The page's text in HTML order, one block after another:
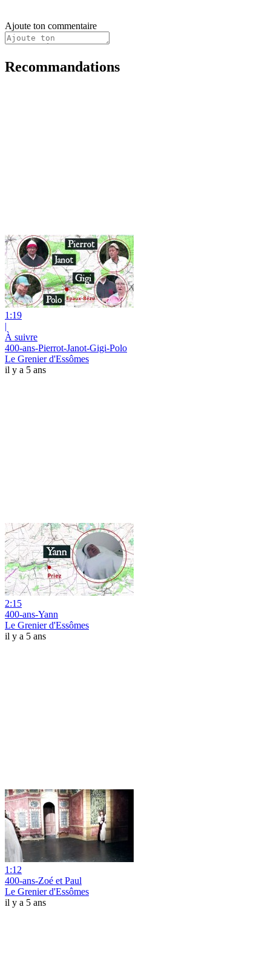
Ajoute ton commentaire
Recommandations
1:19
|
À suivre
400-ans-Pierrot-Janot-Gigi-Polo
Le Grenier d'Essômes
il y a 5 ans
2:15
400-ans-Yann
Le Grenier d'Essômes
il y a 5 ans
1:12
400-ans-Zoé et Paul
Le Grenier d'Essômes
il y a 5 ans